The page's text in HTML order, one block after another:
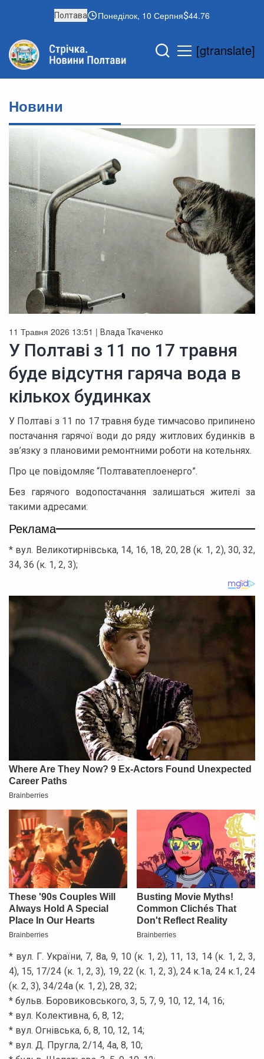
Полтава Понеділок, 10 Серпня 44.76
[gtranslate]
Новини
11 Травня 2026 13:51 | Влада Ткаченко
У Полтаві з 11 по 17 травня
буде відсутня гаряча вода в
кількох будинках
У Полтаві з 11 по 17 травня буде тимчасово припинено
постачання гарячої води до ряду житлових будинків в
зв’язку з плановими ремонтними роботи на котельнях.
Про це повідомляє “Полтаватеплоенерго”.
Без гарячого водопостачання залишаться жителі за
такими адресами:
Реклама
* вул. Великотирнівська, 14, 16, 18, 20, 28 (к. 1, 2), 30, 32,
34, 36 (к. 1, 2, 3);
* вул. Г. України, 7, 8а, 9, 10 (к. 1, 2), 11, 13, 14 (к. 1, 2, 3,
4), 15, 17/24 (к. 1, 2, 3), 19, 22 (к. 1, 2, 3), 24 к.1а, 24 к.1, 24
(к. 2, 3), 34/24а (к. 1, 2), 28, 32;
* бульв. Боровиковського, 3, 5, 7, 9, 10, 12, 14, 16;
* вул. Колективна, 6, 8, 12;
* вул. Огнівська, 6, 8, 10, 12, 14;
* вул. Д. Пругла, 2/14, 4а, 8, 10;